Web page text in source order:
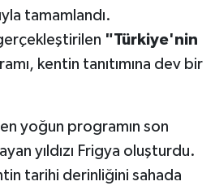
tamamlandı.
"Türkiye'nin
kentin tanıtımına dev bir
yoğun programın son
yıldızı Frigya oluşturdu.
tarihi derinliğini sahada